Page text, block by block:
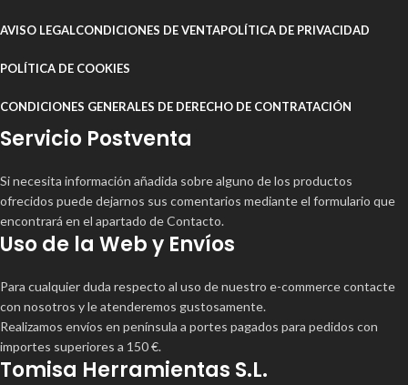
AVISO LEGALCONDICIONES DE VENTAPOLÍTICA DE PRIVACIDAD
POLÍTICA DE COOKIES
CONDICIONES GENERALES DE DERECHO DE CONTRATACIÓN
Servicio Postventa
Si necesita información añadida sobre alguno de los productos
ofrecidos puede dejarnos sus comentarios mediante el formulario que
encontrará en el apartado de Contacto.
Uso de la Web y Envíos
Para cualquier duda respecto al uso de nuestro e-commerce contacte
con nosotros y le atenderemos gustosamente.
Realizamos envíos en península a portes pagados para pedidos con
importes superiores a 150 €.
Tomisa Herramientas S.L.